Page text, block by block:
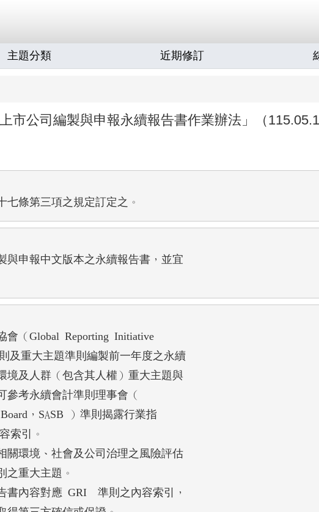
主題分類 近期修訂
市公司編製與申報永續報告書作業辦法」（
七條第三項之規定訂定之。
與申報中文版本之永續報告書，並宜
會（Global Reporting Initiative
及重大主題準則編製前一年度之永續
境及人群（包含其人權）重大主題與
參考永續會計準則理事會（
，SASB ）準則揭露行業指
索引。
關環境、社會及公司治理之風險評估
之重大主題。
書內容對應 GRI  準則之內容索引，